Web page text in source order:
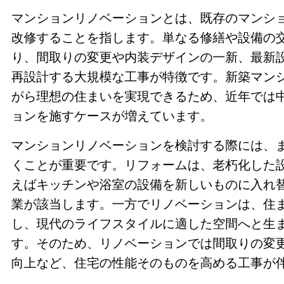
マンションリノベーションとは、既存のマンシ
改修することを指します。単なる修繕や設備の
り、間取りの変更や内装デザインの一新、最新
再設計する大規模な工事が特徴です。新築マン
がら理想の住まいを実現できるため、近年では
ョンを施すケースが増えています。
マンションリノベーションを検討する際には、
くことが重要です。リフォームは、老朽化した
えばキッチンや浴室の設備を新しいものに入れ
業が該当します。一方でリノベーションは、住
し、現代のライフスタイルに適した空間へと生
す。そのため、リノベーションでは間取りの変
向上など、住宅の性能そのものを高める工事が